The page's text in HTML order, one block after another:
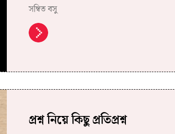
সম্বিত বসু
প্রশ্ন নিয়ে কিছু প্রতিপ্রশ্ন